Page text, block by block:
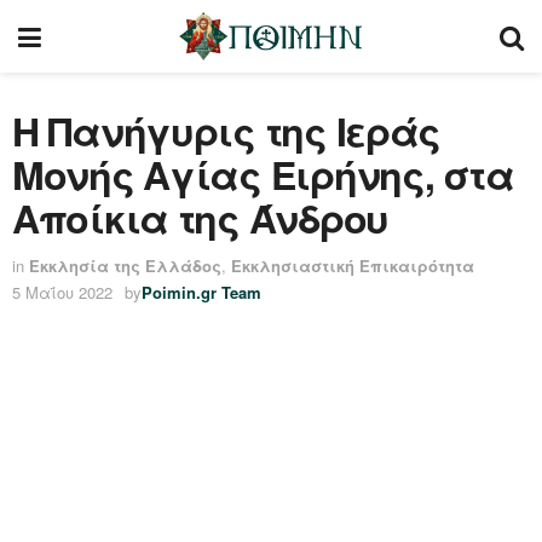
Η Πανήγυρις της Ιεράς
Μονής Αγίας Ειρήνης, στα
Αποίκια της Άνδρου
in Εκκλησία της Ελλάδος, Εκκλησιαστική Επικαιρότητα
5 Μαΐου 2022 byPoimin.gr Team